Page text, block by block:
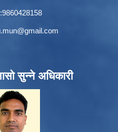
सुन्ने अधिकारी